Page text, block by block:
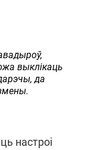
выклікаць
да
настроі